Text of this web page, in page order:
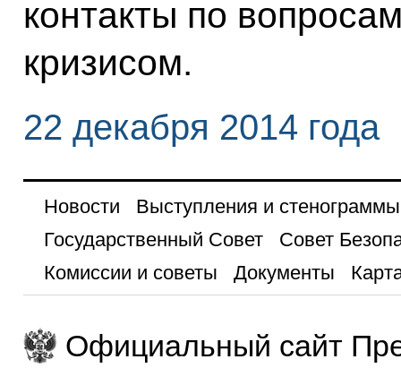
контакты по
кризисом.
22 декабря 2014 года
Новости
Выступления и стенограммы
Государственный Совет
Совет
Комиссии и советы
Документы
Официальный сайт